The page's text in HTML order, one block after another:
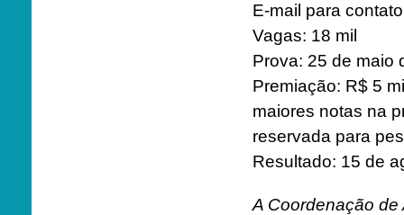
E-mail para
Vagas: 18 mil
Prova: 25 de maio
Premiação: R$ 5
maiores notas na
reservada para
Resultado: 15 de
A Coordenação